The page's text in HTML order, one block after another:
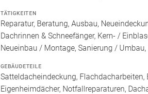
TÄTIGKEITEN
Reparatur, Beratung, Ausbau,
Dachrinnen & Schneefänger, Kern- /
Neueinbau / Montage, Sanierung /
GEBÄUDETEILE
Satteldacheindeckung,
Eigenheimdächer, Notfallreparaturen,